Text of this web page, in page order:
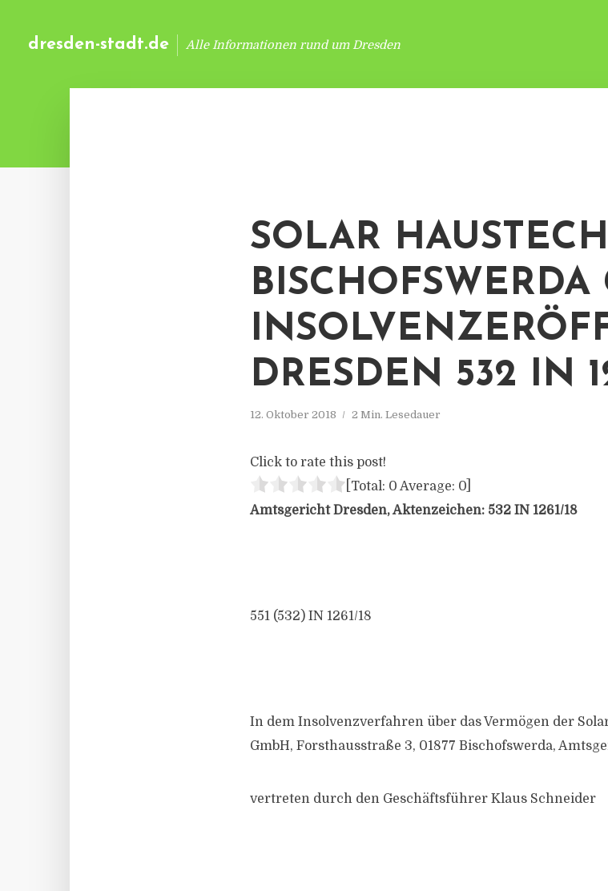
dresden-stadt.de Alle Informationen rund um Dresden
SOLAR
BISCHOFSWERDA
DRESDEN 532 IN
12. Oktober 2018 2 Min. Lesedauer
Click to rate this post!
[Total: 0 Average: 0
Amtsgericht Dresden, Aktenzeichen: 532 IN 1261/18
551 (532) IN 1261/18
In dem Insolvenzverfahren über das Vermögen der
GmbH, Forsthausstraße 3, 01877 Bischofswerda,
vertreten durch den Geschäftsführer Klaus Schneider